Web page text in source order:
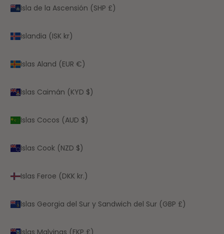
Isla de la Ascensión (SHP £)
Islandia (ISK kr)
Islas Aland (EUR €)
Islas Caimán (KYD $)
Islas Cocos (AUD $)
Islas Cook (NZD $)
Islas Feroe (DKK kr.)
Islas Georgia del Sur y Sandwich del Sur (GBP £)
Islas Malvinas (FKP £)